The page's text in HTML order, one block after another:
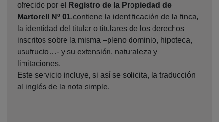
ofrecido por el
Registro de la Propiedad de
Martorell Nº 01,contiene la identificación de la finca,
la identidad del titular o titulares de los derechos
inscritos sobre la misma –pleno dominio, hipoteca,
usufructo…- y su extensión, naturaleza y
limitaciones.
Este servicio incluye, si así se solicita, la traducción
al inglés de la nota simple.